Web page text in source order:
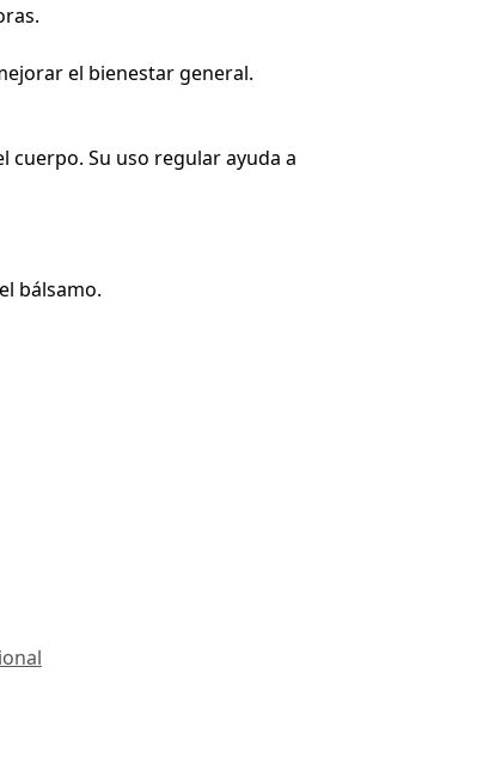
el bienestar general.
cuerpo. Su uso regular ayuda a
bálsamo.